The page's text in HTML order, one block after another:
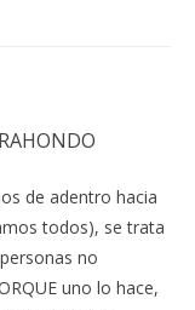
de adentro hacia
todos), se trata
no
uno lo hace,